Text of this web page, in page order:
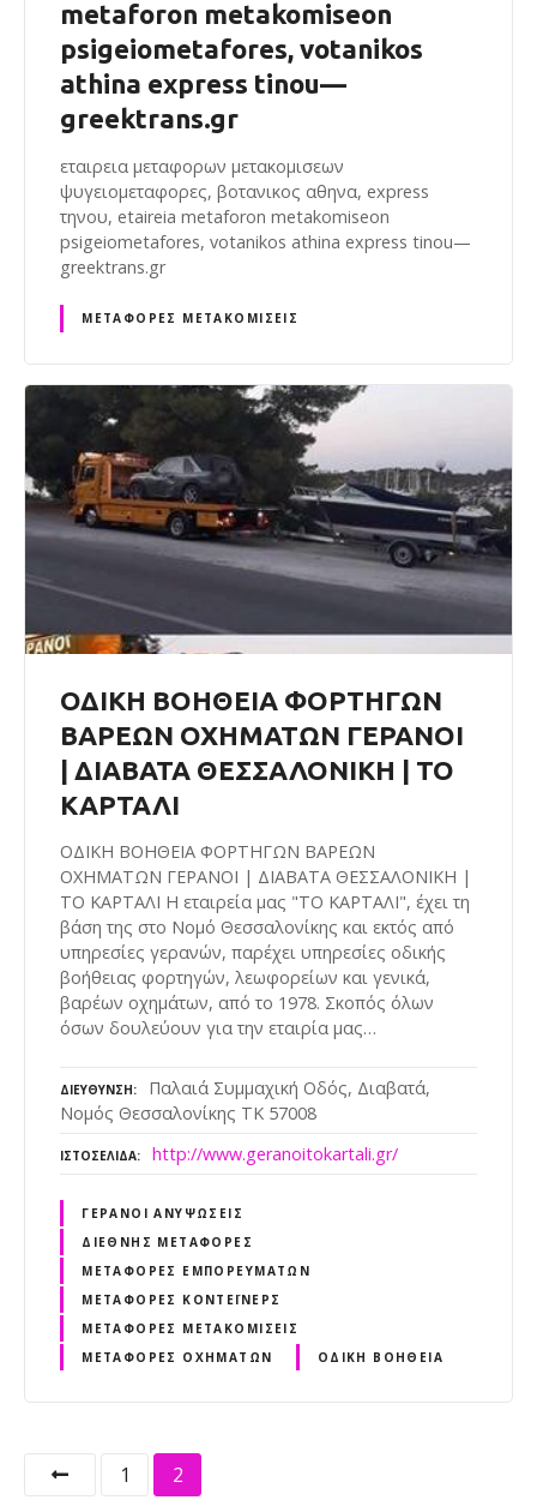
metaforon metakomiseon
psigeiometafores, votanikos
athina express tinou—
greektrans.gr
εταιρεια μεταφορων μετακομισεων
ψυγειομεταφορες, βοτανικος αθηνα, express
τηνου, etaireia metaforon metakomiseon
psigeiometafores, votanikos athina express tinou—
greektrans.gr
ΜΕΤΑΦΟΡΈΣ ΜΕΤΑΚΟΜΊΣΕΙΣ
ΟΔΙΚΗ ΒΟΗΘΕΙΑ ΦΟΡΤΗΓΩΝ
ΒΑΡΕΩΝ ΟΧΗΜΑΤΩΝ ΓΕΡΑΝΟΙ
| ΔΙΑΒΑΤΑ ΘΕΣΣΑΛΟΝΙΚΗ | ΤΟ
ΚΑΡΤΑΛΙ
ΟΔΙΚΗ ΒΟΗΘΕΙΑ ΦΟΡΤΗΓΩΝ ΒΑΡΕΩΝ
ΟΧΗΜΑΤΩΝ ΓΕΡΑΝΟΙ | ΔΙΑΒΑΤΑ ΘΕΣΣΑΛΟΝΙΚΗ |
ΤΟ ΚΑΡΤΑΛΙ Η εταιρεία μας "ΤΟ ΚΑΡΤΑΛΙ", έχει τη
βάση της στο Νομό Θεσσαλονίκης και εκτός από
υπηρεσίες γερανών, παρέχει υπηρεσίες οδικής
βοήθειας φορτηγών, λεωφορείων και γενικά,
βαρέων οχημάτων, από το 1978. Σκοπός όλων
όσων δουλεύουν για την εταιρία μας…
ΔΙΕΎΘΥΝΣΗ
Παλαιά Συμμαχική Οδός, Διαβατά,
Νομός Θεσσαλονίκης ΤΚ 57008
ΙΣΤΟΣΕΛΊΔΑ http://www.geranoitokartali.gr/
ΓΕΡΑΝΟΊ ΑΝΥΨΏΣΕΙΣ
ΔΙΕΘΝΉΣ ΜΕΤΑΦΟΡΈΣ
ΜΕΤΑΦΟΡΈΣ ΕΜΠΟΡΕΥΜΆΤΩΝ
ΜΕΤΑΦΟΡΈΣ ΚΟΝΤΈΙΝΕΡΣ
ΜΕΤΑΦΟΡΈΣ ΜΕΤΑΚΟΜΊΣΕΙΣ
ΜΕΤΑΦΟΡΈΣ ΟΧΗΜΆΤΩΝ
ΟΔΙΚΉ ΒΟΉΘΕΙΑ
Θ
1 2